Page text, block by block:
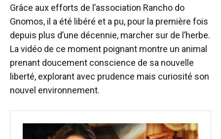
Grâce aux efforts de l’association Rancho do
Gnomos, il a été libéré et a pu, pour la première fois
depuis plus d’une décennie, marcher sur de l’herbe.
La vidéo de ce moment poignant montre un animal
prenant doucement conscience de sa nouvelle
liberté, explorant avec prudence mais curiosité son
nouvel environnement.